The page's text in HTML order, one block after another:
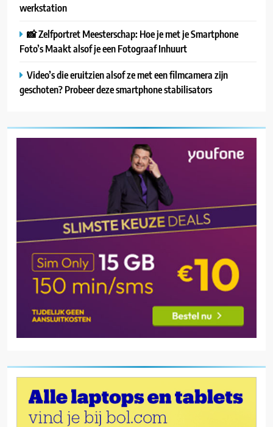
werkstation
📸 Zelfportret Meesterschap: Hoe je met je Smartphone
Foto’s Maakt alsof je een Fotograaf Inhuurt
Video’s die eruitzien alsof ze met een filmcamera zijn
geschoten? Probeer deze smartphone stabilisators